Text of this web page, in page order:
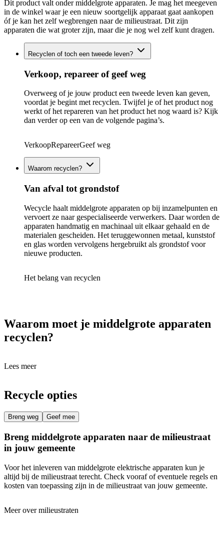
Dit product valt onder middelgrote apparaten. Je mag het meegeven
in de winkel waar je een nieuw soortgelijk apparaat gaat aankopen
óf je kan het zelf wegbrengen naar de milieustraat. Dit zijn
apparaten die wat groter zijn, maar die je nog wel zelf kunt dragen.
Recyclen of toch een tweede leven?
Verkoop, repareer of geef weg
Overweeg of je jouw product een tweede leven kan geven,
voordat je begint met recyclen. Twijfel je of het product nog
werkt of het repareren van het product het nog waard is? Kijk
dan verder op een van de volgende pagina’s.
VerkoopRepareerGeef weg
Waarom recyclen?
Van afval tot grondstof
Wecycle haalt middelgrote apparaten op bij inzamelpunten en
vervoert ze naar gespecialiseerde verwerkers. Daar worden de
apparaten handmatig en machinaal uit elkaar gehaald en de
materialen gescheiden. Het teruggewonnen metaal, kunststof
en glas worden vervolgens hergebruikt als grondstof voor
nieuwe producten.
Het belang van recyclen
Waarom moet je middelgrote apparaten
recyclen?
Lees meer
Recycle opties
Breng weg Geef mee
Breng middelgrote apparaten naar de milieustraat
in jouw gemeente
Voor het inleveren van middelgrote elektrische apparaten kun je
altijd bij de milieustraat terecht. Check vooraf of eventuele regels en
kosten van toepassing zijn in de milieustraat van jouw gemeente.
Meer over milieustraten